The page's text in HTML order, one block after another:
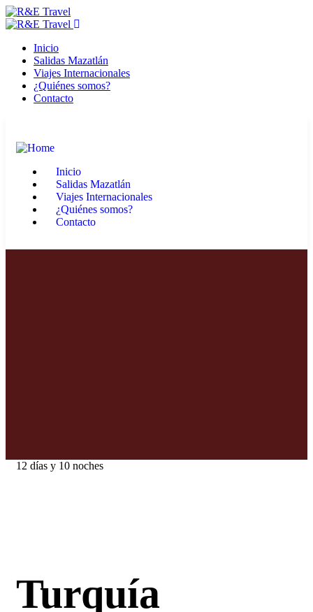
Inicio
Salidas Mazatlán
Viajes Internacionales
¿Quiénes somos?
Contacto
Inicio
Salidas Mazatlán
Viajes Internacionales
¿Quiénes somos?
Contacto
12 días y 10 noches
Turquía